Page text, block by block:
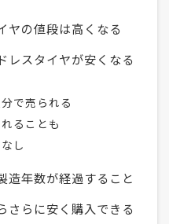
ヤの値段は高くなる
レスタイヤが安くなる
で売られる
ることも
し
造年数が経過すること
さらに安く購入できる